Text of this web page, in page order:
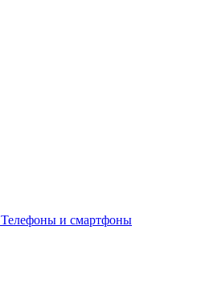
Телефоны и смартфоны